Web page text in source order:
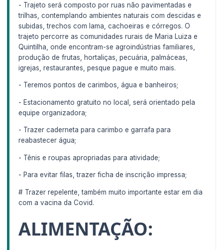
- Trajeto será composto por ruas não pavimentadas e
trilhas, contemplando ambientes naturais com descidas e
subidas, trechos com lama, cachoeiras e córregos. O
trajeto percorre as comunidades rurais de Maria Luiza e
Quintilha, onde encontram-se agroindústrias familiares,
produção de frutas, hortaliças, pecuária, palmáceas,
igrejas, restaurantes, pesque pague e muito mais.
- Teremos pontos de carimbos, água e banheiros;
- Estacionamento gratuito no local, será orientado pela
equipe organizadora;
- Trazer caderneta para carimbo e garrafa para
reabastecer água;
- Tênis e roupas apropriadas para atividade;
- Para evitar filas, trazer ficha de inscrição impressa;
# Trazer repelente, também muito importante estar em dia
com a vacina da Covid.
ALIMENTAÇÃO: